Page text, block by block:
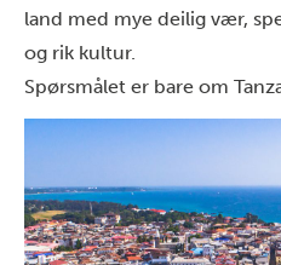
land med mye deilig vær,
og rik kultur.
Spørsmålet er bare om